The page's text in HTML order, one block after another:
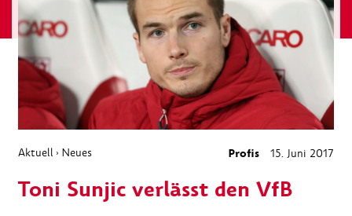
Aktuell › Neues Profis 15. Juni 2017
Toni Sunjic verlässt den VfB